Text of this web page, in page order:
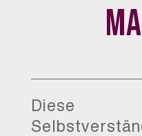
Diese